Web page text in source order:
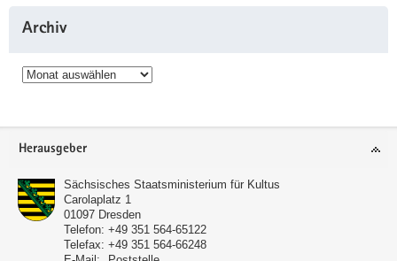
Archiv
Archiv
Service
Herausgeber
Sächsisches Staatsministerium für Kultus
Carolaplatz 1
01097 Dresden
Telefon: +49 351 564-65122
Telefax: +49 351 564-66248